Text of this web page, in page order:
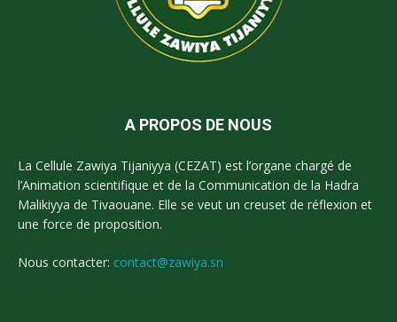
A PROPOS DE NOUS
La Cellule Zawiya Tijaniyya (CEZAT) est l’organe chargé de
l’Animation scientifique et de la Communication de la Hadra
Malikiyya de Tivaouane. Elle se veut un creuset de réflexion et
une force de proposition.
Nous contacter: contact@zawiya.sn